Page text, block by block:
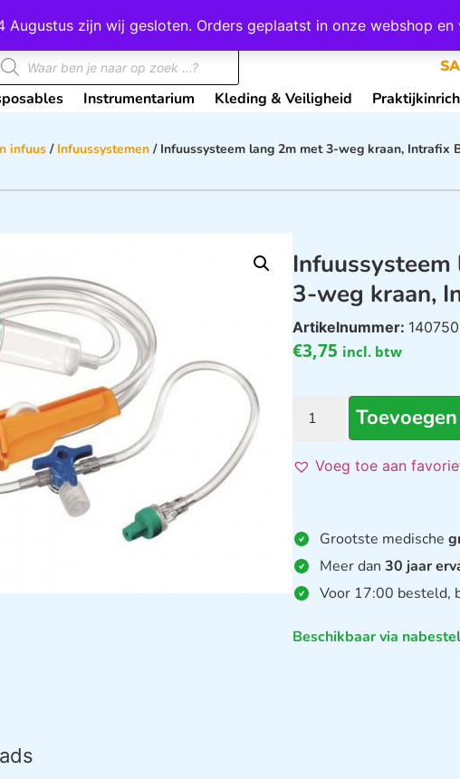
Augustus zijn wij gesloten. Orders geplaatst in onze webshop
Google
Instrumentarium Kleding & Veiligheid
infuus / Infuussystemen / Infuussysteem lang 2m met 3-weg kraan, Intrafix
3-weg kraan,
Artikelnummer: 140750
€3,75 incl. btw
Voeg toe aan
Grootste medische
Meer dan30 jaar
Voor 17:00 besteld,
Beschikbaar via